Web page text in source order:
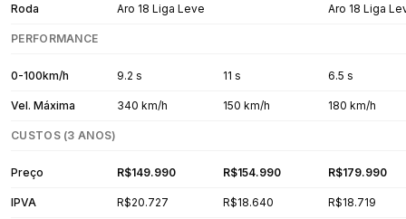
Roda Aro 18 Liga Leve Aro 18 Liga
PERFORMANCE
0-100km/h 9.2 s 11 s 6.5 s
Vel. Máxima 340 km/h 150 km/h 180 km/h
CUSTOS (3 ANOS)
Preço R$149.990 R$154.990 R$179.990
IPVA R$20.727 R$18.640 R$18.719